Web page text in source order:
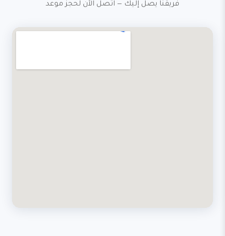
فريقنا يصل إليك — اتصل الآن لحجز موعد